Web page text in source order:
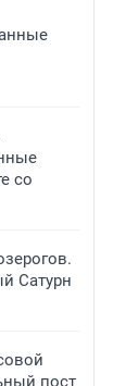
со
Сатурн
пост